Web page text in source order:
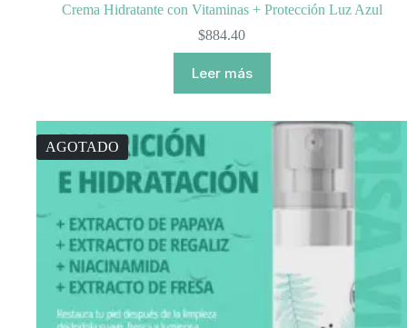
Crema Hidratante con Vitaminas + Protección Luz Azul
$884.40
Leer más
AGOTADO